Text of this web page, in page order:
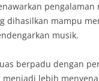
dihasilkan mampu
musik.
berpadu dengan
lebih